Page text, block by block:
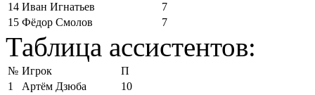
14 Иван Игнатьев
7
15 Фёдор Смолов 7
Таблица ассистентов:
№ Игрок
П
1
Артём Дзюба
10